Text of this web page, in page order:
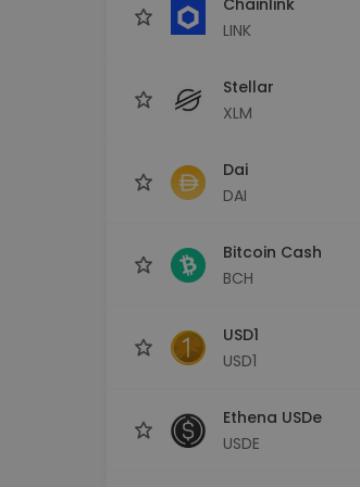
LINK
Stellar
XLM
Dai
DAI
Bitcoin Cash
BCH
USD1
USD1
Ethena USDe
USDE